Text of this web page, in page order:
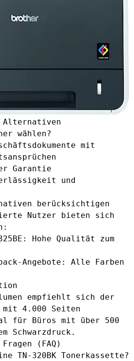
Alternativen
wählen?
mit
Garantie
und
berücksichtigen
Nutzer bieten sich
: Hohe Qualität zum
Angebote : Alle Farben
empfiehlt sich der
mit 4.000 Seiten
für Büros mit über 500
Schwarzdruck.
(FAQ)
TN-320BK Tonerkassette?